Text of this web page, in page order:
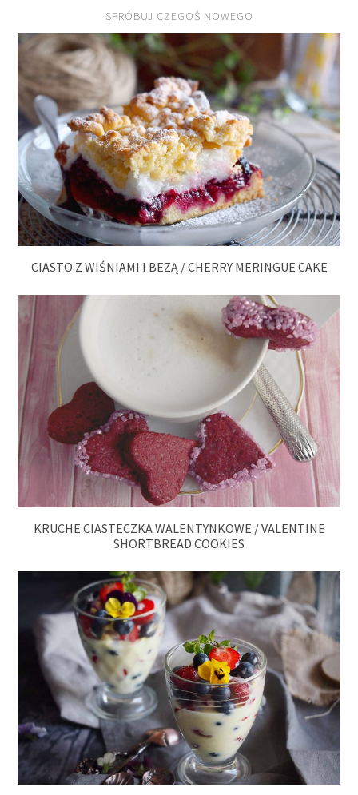
SPRÓBUJ CZEGOŚ NOWEGO
CIASTO Z WIŚNIAMI I BEZĄ / CHERRY MERINGUE CAKE
KRUCHE CIASTECZKA WALENTYNKOWE / VALENTINE
SHORTBREAD COOKIES